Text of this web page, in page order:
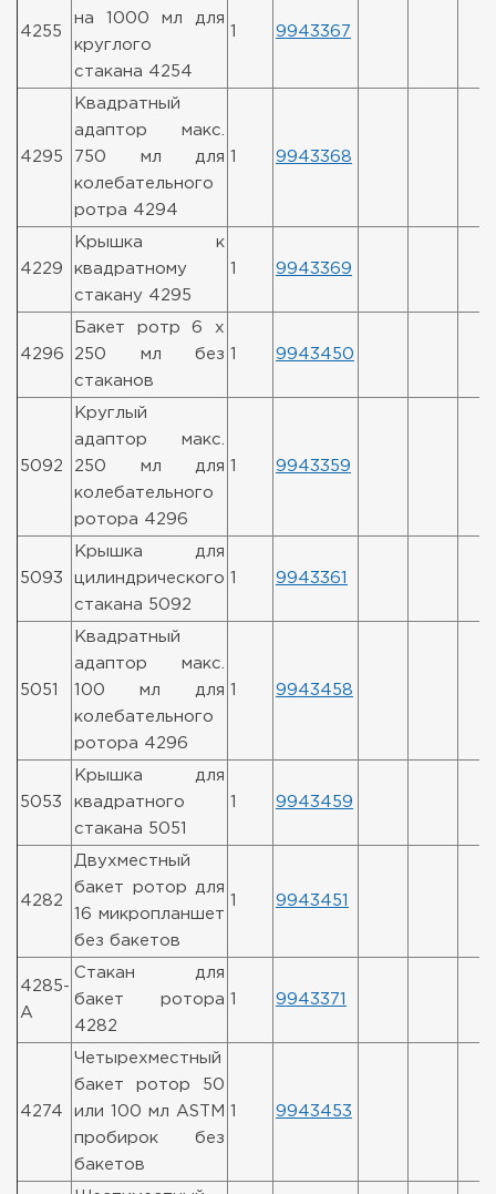
4255
на 1000 мл для
круглого
стакана 4254
1 9943367
4295
Квадратный
адаптор макс.
750 мл для
колебательного
ротра 4294
1 9943368
4229
Крышка к
квадратному
стакану 4295
1 9943369
4296
Бакет ротр 6 x
250 мл без
стаканов
1 9943450
5092
Круглый
адаптор макс.
250 мл для
колебательного
ротора 4296
1 9943359
5093
Крышка для
цилиндрического
стакана 5092
1 9943361
5051
Квадратный
адаптор макс.
100 мл для
колебательного
ротора 4296
1 9943458
5053
Крышка для
квадратного
стакана 5051
1 9943459
4282
Двухместный
бакет ротор для
16 микропланшет
без бакетов
1 9943451
4285-
A
Стакан для
бакет ротора
4282
1 9943371
4274
Четырехместный
бакет ротор 50
или 100 мл ASTM
пробирок без
бакетов
1 9943453